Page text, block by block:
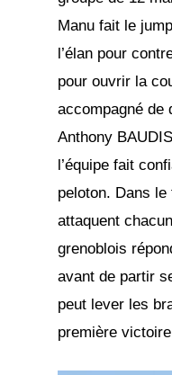
Manu fait le
l’élan pour
pour ouvrir la
accompagné de
Anthony
l’équipe fait
peloton. Dans
attaquent
grenoblois
avant de partir
peut lever les
première